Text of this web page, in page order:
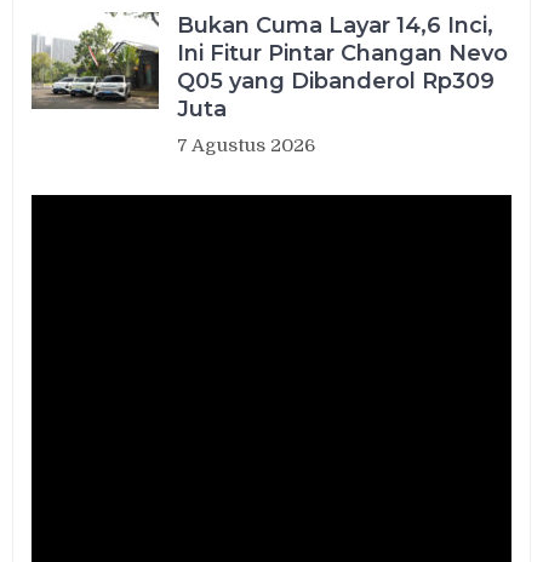
Bukan Cuma Layar 14,6 Inci,
Ini Fitur Pintar Changan Nevo
Q05 yang Dibanderol Rp309
Juta
7 Agustus 2026